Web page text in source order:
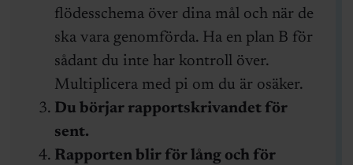
flödesschema över dina mål och när de
ska vara genomförda. Ha en plan B för
sådant du inte har kontroll över.
Multiplicera med pi om du är osäker.
Du börjar rapportskrivandet för
sent.
Rapporten blir för lång och för